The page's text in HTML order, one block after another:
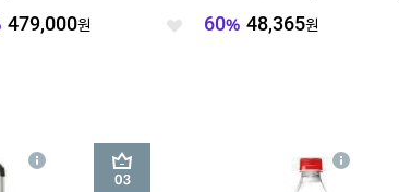
479,000원 좋 60% 48,365원
상
3
상